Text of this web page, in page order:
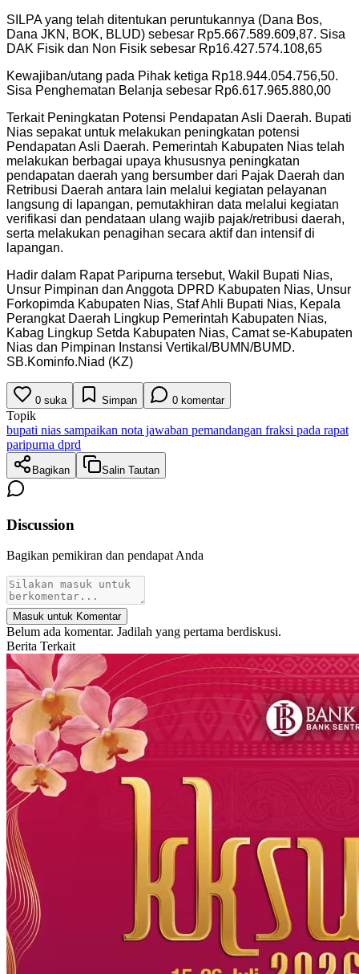
SILPA yang telah ditentukan peruntukannya (Dana Bos,
Dana JKN, BOK, BLUD) sebesar Rp5.667.589.609,87. Sisa
DAK Fisik dan Non Fisik sebesar Rp16.427.574.108,65
Kewajiban/utang pada Pihak ketiga Rp18.944.054.756,50.
Sisa Penghematan Belanja sebesar Rp6.617.965.880,00
Terkait Peningkatan Potensi Pendapatan Asli Daerah. Bupati
Nias sepakat untuk melakukan peningkatan potensi
Pendapatan Asli Daerah. Pemerintah Kabupaten Nias telah
melakukan berbagai upaya khususnya peningkatan
pendapatan daerah yang bersumber dari Pajak Daerah dan
Retribusi Daerah antara lain melalui kegiatan pelayanan
langsung di lapangan, pemutakhiran data melalui kegiatan
verifikasi dan pendataan ulang wajib pajak/retribusi daerah,
serta melakukan penagihan secara aktif dan intensif di
lapangan.
Hadir dalam Rapat Paripurna tersebut, Wakil Bupati Nias,
Unsur Pimpinan dan Anggota DPRD Kabupaten Nias, Unsur
Forkopimda Kabupaten Nias, Staf Ahli Bupati Nias, Kepala
Perangkat Daerah Lingkup Pemerintah Kabupaten Nias,
Kabag Lingkup Setda Kabupaten Nias, Camat se-Kabupaten
Nias dan Pimpinan Instansi Vertikal/BUMN/BUMD.
SB.Kominfo.Niad (KZ)
0 suka Simpan 0 komentar
Topik
bupati nias sampaikan nota jawaban pemandangan fraksi pada rapat
paripurna dprd
Bagikan Salin Tautan
Discussion
Bagikan pemikiran dan pendapat Anda
Masuk untuk Komentar
Belum ada komentar. Jadilah yang pertama berdiskusi.
Berita Terkait